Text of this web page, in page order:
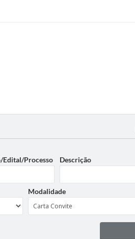
Edital/Processo
Descrição
Modalidade